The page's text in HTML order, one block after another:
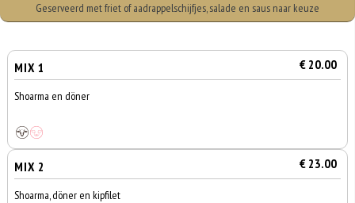
Geserveerd met friet of aadrappelschijfjes, salade en saus naar keuze
MIX 1 € 20.00
Shoarma en döner
MIX 2 € 23.00
Shoarma, döner en kipfilet